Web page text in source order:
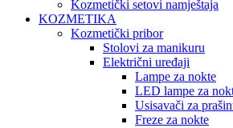
Kozmetički setovi namještaja
KOZMETIKA
Kozmetički pribor
Stolovi za manikuru
Električni uređaji
Lampe za nokte
LED lampe za
Usisavači za
Freze za nokte